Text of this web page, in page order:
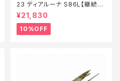
23 ディアルーナ S86L【継続セ
ール_ロッド】【10】
¥21,830
10%OFF